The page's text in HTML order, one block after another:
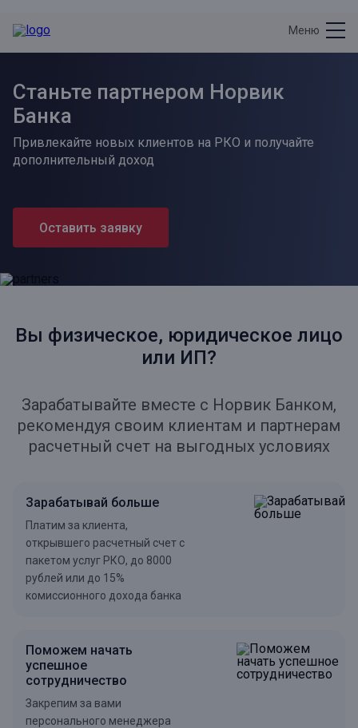
Меню
Станьте партнером Норвик
Банка
Привлекайте новых клиентов на РКО и получайте
дополнительный доход
Оставить заявку
Вы физическое, юридическое лицо
или ИП?
Зарабатывайте вместе с Норвик Банком,
рекомендуя своим клиентам и партнерам
расчетный счет на выгодных условиях
Зарабатывай больше
Платим за клиента,
открывшего расчетный счет с
пакетом услуг РКО, до 8000
рублей или до 15%
комиссионного дохода банка
Поможем начать
успешное
сотрудничество
Закрепим за вами
персонального менеджера